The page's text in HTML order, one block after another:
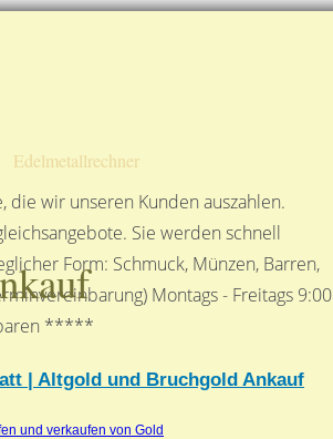
Edelmetallrechner
die wir unseren Kunden auszahlen.
Sie werden schnell
Form: Schmuck, Münzen, Barren,
Montags - Freitags 9:00
*****
| Altgold und Bruchgold Ankauf
und verkaufen von Gold